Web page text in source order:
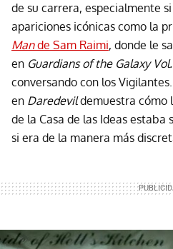
de su carrera, especialmente
apariciones icónicas como la
Mande Sam Raimi, donde le
en Guardians of the Galaxy
conversando con los
en Daredevildemuestra cómo
de la Casa de las Ideas estaba
si era de la manera más